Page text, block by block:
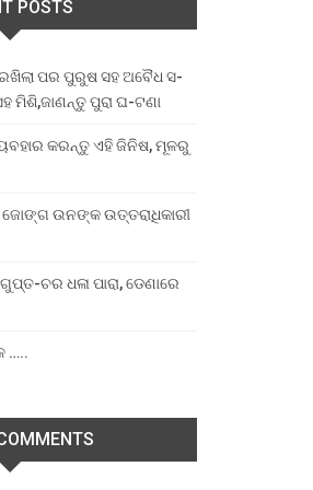
POSTS
ପର ପୁରୁଷ ସହ ଅବୈଧ ସ-
ମିଶି,ଜାଣନ୍ତୁ ପୁରା ଘ-ଟଣା
କରନ୍ତୁ ଏହି ଜିନିଷ, ମୂଳରୁ
ଉନଙ୍କ ଉତ୍ତରାଧିକାରୀ
ଚର ଧଳା ପାରା, ଡେଣାରେ
…..